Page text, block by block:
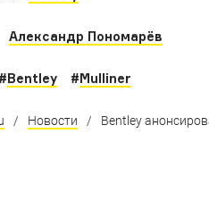
Александр Пономарёв
#Bentley #Mulliner
/ Новости / Bentley